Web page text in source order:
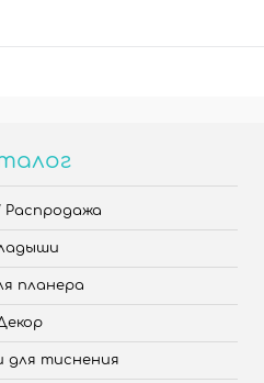
планера
для тиснения